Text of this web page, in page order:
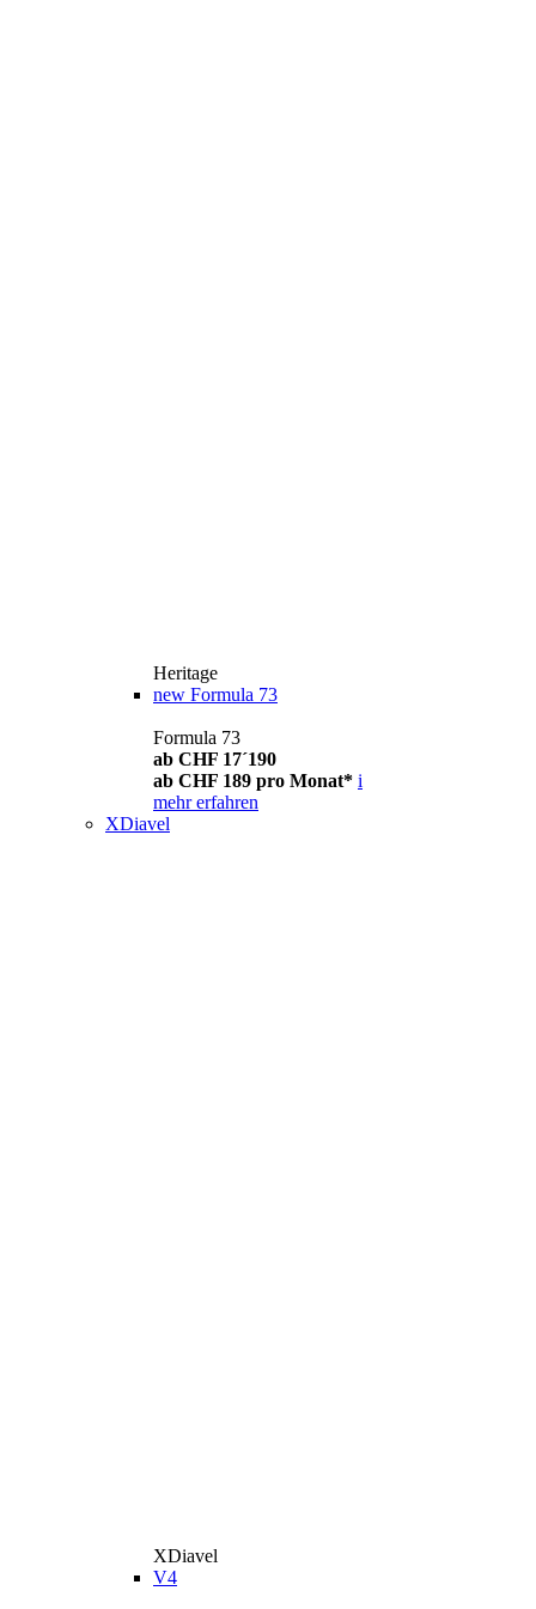
Heritage
new Formula 73
Formula 73
ab CHF 17´190
ab CHF 189 pro Monat* i
mehr erfahren
XDiavel
XDiavel
V4